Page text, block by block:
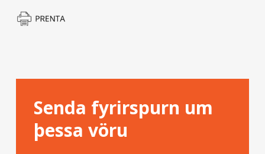
Senda fyrirspurn um
þessa vöru